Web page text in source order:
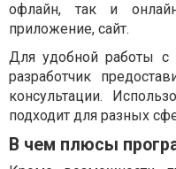
офлайн, так и
приложение, сайт.
Для удобной работы с
разработчик
консультации.
подходит для разных
В чем плюсы